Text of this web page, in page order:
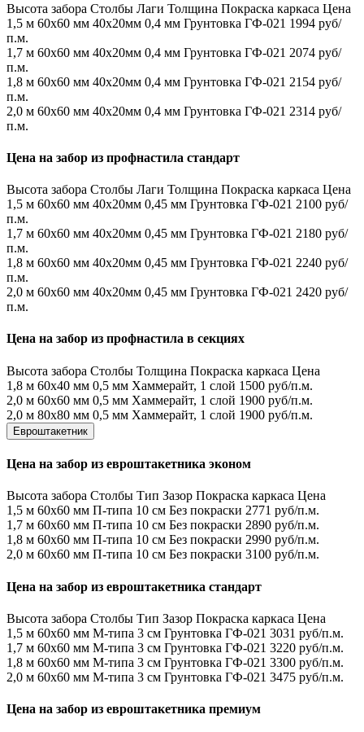
Высота забора Столбы Лаги Толщина Покраска каркаса Цена
1,5 м 60х60 мм 40х20мм 0,4 мм Грунтовка ГФ-021 1994 руб/
п.м.
1,7 м 60х60 мм 40х20мм 0,4 мм Грунтовка ГФ-021 2074 руб/
п.м.
1,8 м 60х60 мм 40х20мм 0,4 мм Грунтовка ГФ-021 2154 руб/
п.м.
2,0 м 60х60 мм 40х20мм 0,4 мм Грунтовка ГФ-021 2314 руб/
п.м.
Цена на забор из профнастила стандарт
Высота забора Столбы Лаги Толщина Покраска каркаса Цена
1,5 м 60х60 мм 40х20мм 0,45 мм Грунтовка ГФ-021 2100 руб/
п.м.
1,7 м 60х60 мм 40х20мм 0,45 мм Грунтовка ГФ-021 2180 руб/
п.м.
1,8 м 60х60 мм 40х20мм 0,45 мм Грунтовка ГФ-021 2240 руб/
п.м.
2,0 м 60х60 мм 40х20мм 0,45 мм Грунтовка ГФ-021 2420 руб/
п.м.
Цена на забор из профнастила в секциях
Высота забора Столбы Толщина Покраска каркаса Цена
1,8 м 60х40 мм 0,5 мм Хаммерайт, 1 слой 1500 руб/п.м.
2,0 м 60х60 мм 0,5 мм Хаммерайт, 1 слой 1900 руб/п.м.
2,0 м 80х80 мм 0,5 мм Хаммерайт, 1 слой 1900 руб/п.м.
Евроштакетник
Цена на забор из евроштакетника эконом
Высота забора Столбы Тип Зазор Покраска каркаса Цена
1,5 м 60х60 мм П-типа 10 см Без покраски 2771 руб/п.м.
1,7 м 60х60 мм П-типа 10 см Без покраски 2890 руб/п.м.
1,8 м 60х60 мм П-типа 10 см Без покраски 2990 руб/п.м.
2,0 м 60х60 мм П-типа 10 см Без покраски 3100 руб/п.м.
Цена на забор из евроштакетника стандарт
Высота забора Столбы Тип Зазор Покраска каркаса Цена
1,5 м 60х60 мм М-типа 3 см Грунтовка ГФ-021 3031 руб/п.м.
1,7 м 60х60 мм М-типа 3 см Грунтовка ГФ-021 3220 руб/п.м.
1,8 м 60х60 мм М-типа 3 см Грунтовка ГФ-021 3300 руб/п.м.
2,0 м 60х60 мм М-типа 3 см Грунтовка ГФ-021 3475 руб/п.м.
Цена на забор из евроштакетника премиум